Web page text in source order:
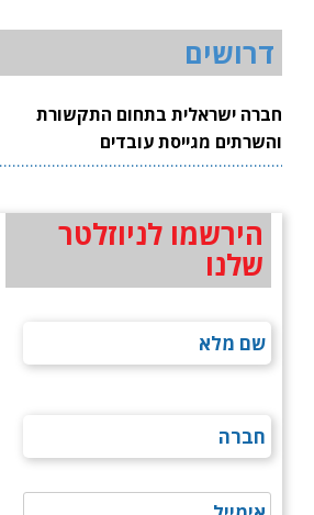
דרושים
חברה ישראלית בתחום התקשורת
והשרתים מגייסת עובדים
הירשמו לניוזלטר
שלנו